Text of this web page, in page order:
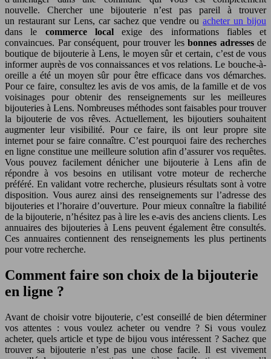
nouvelle. Chercher une bijouterie n’est pas pareil à trouver
un restaurant sur Lens, car sachez que vendre ouacheter un bijou
dans le commerce localexige des informations fiables et
convaincues. Par conséquent, pour trouver les bonnes adressesde
boutique de bijouterie à Lens, le moyen sûr et certain, c’est de vous
informer auprès de vos connaissances et vos relations. Le bouche-à-
oreille a été un moyen sûr pour être efficace dans vos démarches.
Pour ce faire, consultez les avis de vos amis, de la famille et de vos
voisinages pour obtenir des renseignements sur les meilleures
bijouteries à Lens. Nombreuses méthodes sont faisables pour trouver
la bijouterie de vos rêves. Actuellement, les bijoutiers souhaitent
augmenter leur visibilité. Pour ce faire, ils ont leur propre site
internet pour se faire connaître. C’est pourquoi faire des recherches
en ligne constitue une meilleure solution afin d’assurer vos requêtes.
Vous pouvez facilement dénicher une bijouterie à Lens afin de
répondre à vos besoins en utilisant votre moteur de recherche
préféré. En validant votre recherche, plusieurs résultats sont à votre
disposition. Vous aurez ainsi des renseignements sur l’adresse des
bijouteries et l’horaire d’ouverture. Pour mieux connaître la fiabilité
de la bijouterie, n’hésitez pas à lire les e-avis des anciens clients. Les
annuaires des bijouteries à Lens peuvent également être consultés.
Ces annuaires contiennent des renseignements les plus pertinents
pour votre recherche.
Comment faire son choix de la bijouterie
en ligne ?
Avant de choisir votre bijouterie, c’est conseillé de bien déterminer
vos attentes : vous voulez acheter ou vendre ? Si vous voulez
acheter, quels article et type de bijou vous intéressent ? Sachez que
trouver sa bijouterie n’est pas une chose facile. Il est vivement